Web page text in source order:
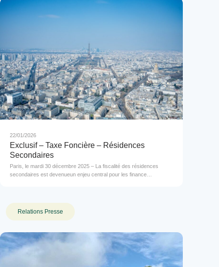
22/01/2026
Exclusif – Taxe Foncière – Résidences
Secondaires
Paris, le mardi 30 décembre 2025 – La fiscalité des résidences
secondaires est devenueun enjeu central pour les finance…
Relations Presse